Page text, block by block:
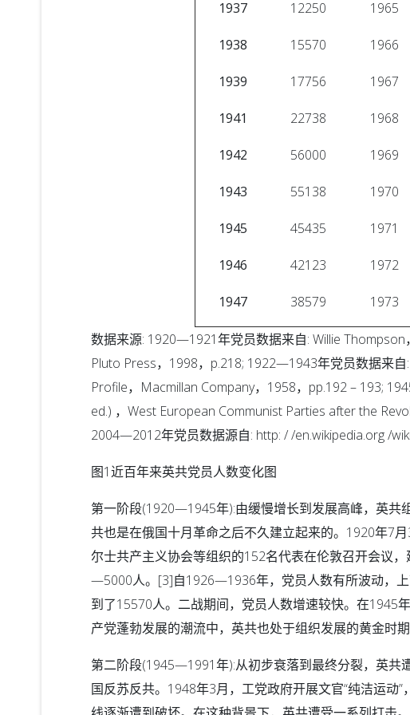
1937 12250 1965
1938 15570 1966
1939 17756 1967
1941 22738 1968
1942 56000 1969
1943 55138 1970
1945 45435 1971
1946 42123 1972
1947 38579 1973
数据来源: 1920—1921年党员数据来自: Willie
Pluto Press，1998，p.218; 1922—1943年党员数据来
Profile，Macmillan Company，1958，pp.192 – 193;
ed.) ，West European Communist Parties after the
2004—2012年党员数据源自: http: / /en.wikipedia.org /
图1近百年来英共党员人数变化图
第一阶段(1920—1945年):由缓慢增长到发展高峰，英共
共也是在俄国十月革命之后不久建立起来的。1920年7
尔士共产主义协会等组织的152名代表在伦敦召开会议
—5000人。[3]自1926—1936年，党员人数有所波动，
到了15570人。二战期间，党员人数增速较快。在1945
产党蓬勃发展的潮流中，英共也处于组织发展的黄金时期
第二阶段(1945—1991年):从初步衰落到最终分裂，英共
国反苏反共。1948年3月，工党政府开展文官“纯洁运